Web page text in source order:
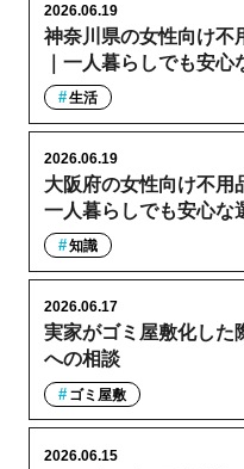
神奈川県の女性向け不
｜一人暮らしでも安心
2026.06.19
生活
大阪府の女性向け不用
一人暮らしでも安心な
2026.06.19
知識
実家がゴミ屋敷化した
への相談
2026.06.17
ゴミ屋敷
2026.06.15